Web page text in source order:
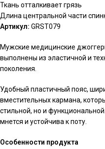
Ткань отталкивает грязь
Длина центральной части
Артикул: GRST079
Мужские медицинские
выполнены из эластичной и
поколения.
Удобный пластичный пояс,
вместительных кармана,
стильной, но и
мнется и устойчива к поту.
Особенности продукта